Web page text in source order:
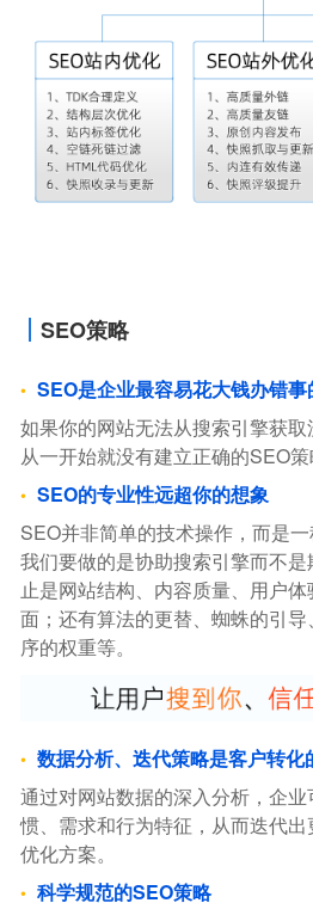
SEO策略
SEO是企业最容易花大钱办错事
如果你的网站无法从搜索引擎获
从一开始就没有建立正确的SEO策
SEO的专业性远超你的想象
SEO并非简单的技术操作，而是一
我们要做的是协助搜索引擎而不
止是网站结构、内容质量、用户
面；还有算法的更替、蜘蛛的引
序的权重等。
数据分析、迭代策略是客户转化
通过对网站数据的深入分析，企
惯、需求和行为特征，从而迭代
优化方案。
科学规范的SEO策略